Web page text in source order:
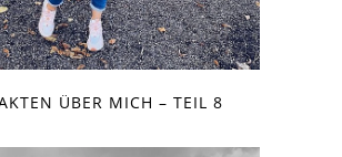
ÜBER MICH – TEIL 8